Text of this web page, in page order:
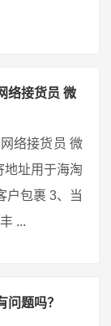
络接货员 微
络接货员 微
地址用于海淘
户包裹 3、当
...
问题吗？